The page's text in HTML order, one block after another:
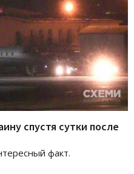
спустя сутки после
факт.